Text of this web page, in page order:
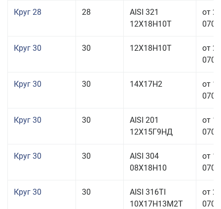
Круг 28 28
AISI 321
12Х18Н10Т
от
Круг 30 30 12Х18Н10Т
от
Круг 30 30 14Х17Н2
от
Круг 30 30
AISI 201
12Х15Г9НД
от
Круг 30 30
AISI 304
08Х18Н10
от
Круг 30 30
AISI 316TI
10Х17Н13М2Т
от